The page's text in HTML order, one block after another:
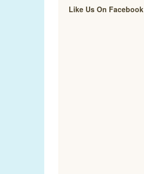
Like Us On Facebook